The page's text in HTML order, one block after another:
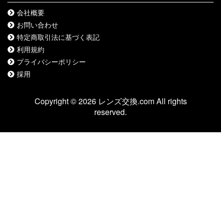
会社概要
お問い合わせ
特定商取引法に基づく表記
利用規約
プライバシーポリシー
採用
Copyright © 2026 レンズ交換.com All rights
reserved.